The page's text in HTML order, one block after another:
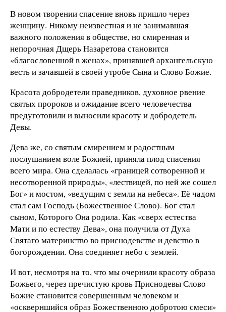
В новом творении спасение вновь пришло через
женщину. Никому неизвестная и не занимавшая
важного положения в обществе, но смиренная и
непорочная Дщерь Назаретова становится
«благословенной в женах», принявшей архангельскую
весть и зачавшей в своей утробе Сына и Слово Божие.
Красота добродетели праведников, духовное рвение
святых пророков и ожидание всего человечества
предуготовили и выносили красоту и добродетель
Девы.
Дева же, со святым смирением и радостным
послушанием воле Божией, приняла плод спасения
всего мира. Она сделалась «границей сотворенной и
несотворенной природы», «лествицей, по ней же сошел
Бог» и мостом, «ведущим с земли на небеса». Её чадом
стал сам Господь (Божественное Слово). Бог стал
сыном, Которого Она родила. Как «сверх естества
Мати и по естеству Дева», она получила от Духа
Святаго материнство во приснодевстве и девство в
богорождении. Она соединяет небо с землей.
И вот, несмотря на то, что мы очернили красоту образа
Божьего, через пречистую кровь Приснодевы Слово
Божие становится совершенным человеком и
«оскверншийся образ Божественною добротою смеси»